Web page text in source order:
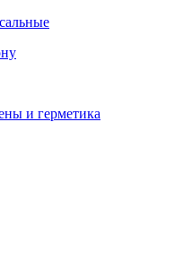
и герметика